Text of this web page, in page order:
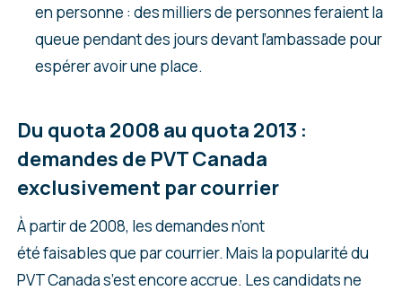
en personne : des milliers de personnes feraient la
queue pendant des jours devant l’ambassade pour
espérer avoir une place.
Du quota 2008 au quota 2013 :
demandes de PVT Canada
exclusivement par courrier
À partir de 2008, les demandes n’ont
été faisables que par courrier. Mais la popularité du
PVT Canada s’est encore accrue. Les candidats ne